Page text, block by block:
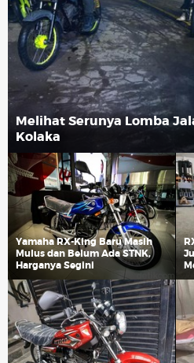
Melihat Serunya Lomba
Kolaka
Yamaha RX-King Baru Masih
Mulus dan Belum Ada STNK,
Harganya Segini